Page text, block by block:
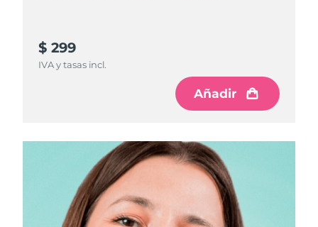
$ 299
IVA y tasas incl.
Añadir